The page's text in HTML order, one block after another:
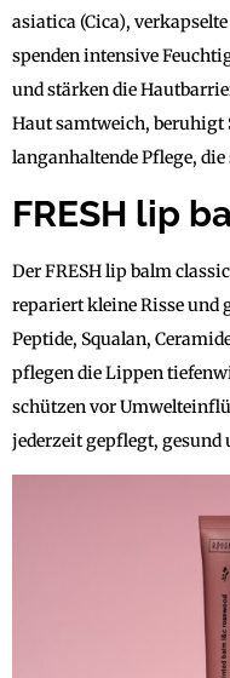
asiatica (Cica),
spenden intensive
und stärken die
Haut samtweich, beruhigt
langanhaltende Pflege,
FRESH lip
Der FRESH lip balm
repariert kleine Risse und
Peptide, Squalan,
pflegen die Lippen
schützen vor
jederzeit gepflegt,